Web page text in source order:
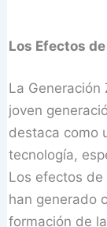
Los Efectos
La Generación
joven
destaca como
tecnología,
Los efectos
han generado
formación de